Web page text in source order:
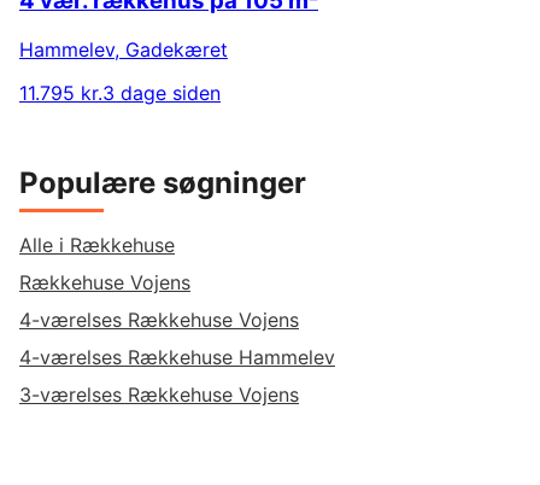
Hammelev, Gadekæret
11.795 kr.3 dage siden
Populære søgninger
Alle i Rækkehuse
Rækkehuse Vojens
4-værelses Rækkehuse Vojens
4-værelses Rækkehuse Hammelev
3-værelses Rækkehuse Vojens